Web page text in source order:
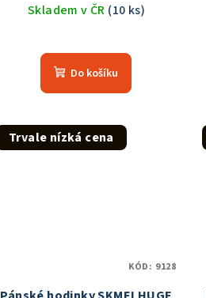
Skladem v ČR (10 ks)
Do košíku
Trvale nízká cena
KÓD: 9128